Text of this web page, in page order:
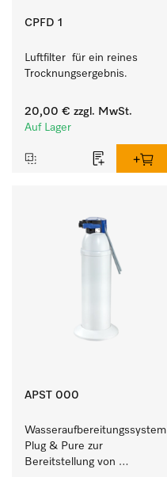
CPFD 1
Luftfilter  für ein reines
Trocknungsergebnis.
20,00 € zzgl. MwSt.
Auf Lager
APST 000
Wasseraufbereitungssystem
Plug & Pure zur
Bereitstellung von